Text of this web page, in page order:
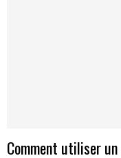
Comment utiliser